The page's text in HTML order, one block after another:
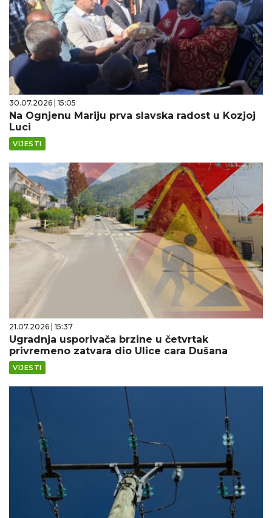
30.07.2026 | 15:05
Na Ognjenu Mariju prva slavska radost u Kozjoj
Luci
VIJESTI
21.07.2026 | 15:37
Ugradnja usporivača brzine u četvrtak
privremeno zatvara dio Ulice cara Dušana
VIJESTI